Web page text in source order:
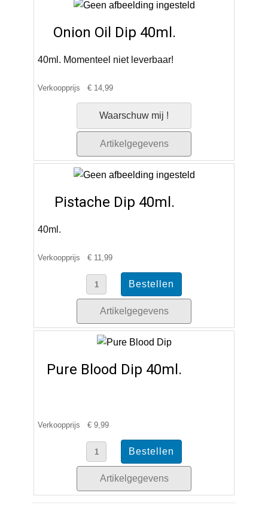
Onion Oil Dip 40ml.
40ml. Momenteel niet leverbaar!
Verkoopprijs € 14,99
Waarschuw mij !
Artikelgegevens
Pistache Dip 40ml.
40ml.
Verkoopprijs € 11,99
Artikelgegevens
Pure Blood Dip 40ml.
Verkoopprijs € 9,99
Artikelgegevens